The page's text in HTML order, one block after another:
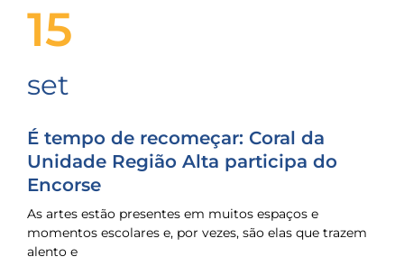
15
set
É tempo de recomeçar: Coral da
Unidade Região Alta participa do
Encorse
As artes estão presentes em muitos espaços e
momentos escolares e, por vezes, são elas que trazem
alento e